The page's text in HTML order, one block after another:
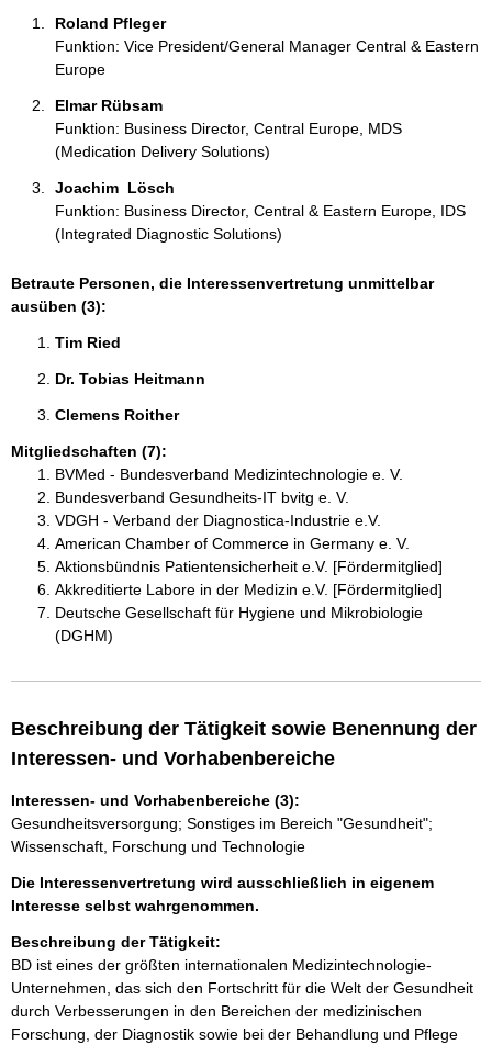
Roland Pfleger
Funktion: Vice President/General Manager Central & Eastern
Europe
Elmar Rübsam
Funktion: Business Director, Central Europe, MDS
(Medication Delivery Solutions)
Joachim  Lösch
Funktion: Business Director, Central & Eastern Europe, IDS
(Integrated Diagnostic Solutions)
Betraute Personen, die Interessenvertretung unmittelbar
ausüben (3):
Tim Ried
Dr. Tobias Heitmann
Clemens Roither
Mitgliedschaften (7):
BVMed - Bundesverband Medizintechnologie e. V.
Bundesverband Gesundheits-IT bvitg e. V.
VDGH - Verband der Diagnostica-Industrie e.V.
American Chamber of Commerce in Germany e. V.
Aktionsbündnis Patientensicherheit e.V. [Fördermitglied]
Akkreditierte Labore in der Medizin e.V. [Fördermitglied]
Deutsche Gesellschaft für Hygiene und Mikrobiologie
(DGHM)
Beschreibung der Tätigkeit sowie Benennung der
Interessen- und Vorhabenbereiche
Interessen- und Vorhabenbereiche (3):
Gesundheitsversorgung; Sonstiges im Bereich "Gesundheit";
Wissenschaft, Forschung und Technologie
Die Interessenvertretung wird ausschließlich in eigenem
Interesse selbst wahrgenommen.
Beschreibung der Tätigkeit:
BD ist eines der größten internationalen Medizintechnologie-
Unternehmen, das sich den Fortschritt für die Welt der Gesundheit
durch Verbesserungen in den Bereichen der medizinischen
Forschung, der Diagnostik sowie bei der Behandlung und Pflege